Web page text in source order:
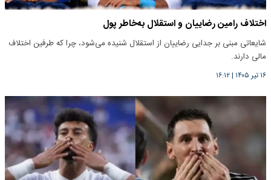
اختلاف رامین رضاییان و استقلال به‌خاطر پول
شایعاتی مبنی بر جدایی رضاییان از استقلال شنیده می‌شود، چرا که طرفین اختلاف
مالی دارند.
۱۶ تیر ۱۴۰۵ |۱۶:۱۲